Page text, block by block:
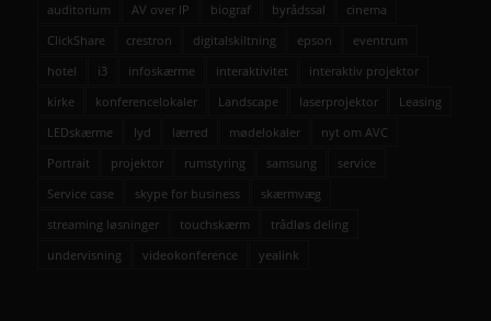
auditorium AV over IP biograf byrådssal
cinema
ClickShare
crestron digitalskiltning epson
eventrum
hotel
i3 infoskærme interaktivitet
interaktiv projektor
kirke
konferencelokaler Landscape laserprojektor
Leasing
LEDskærme
lyd lærred mødelokaler
nyt om AVC
Portrait
projektor rumstyring samsung
service
Service case
skype for business
skærmvæg
streaming løsninger
touchskærm
trådløs deling
undervisning
videokonference yealink